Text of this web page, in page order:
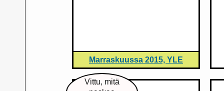
Marraskuussa 2015, YLE
Vittu, mitä